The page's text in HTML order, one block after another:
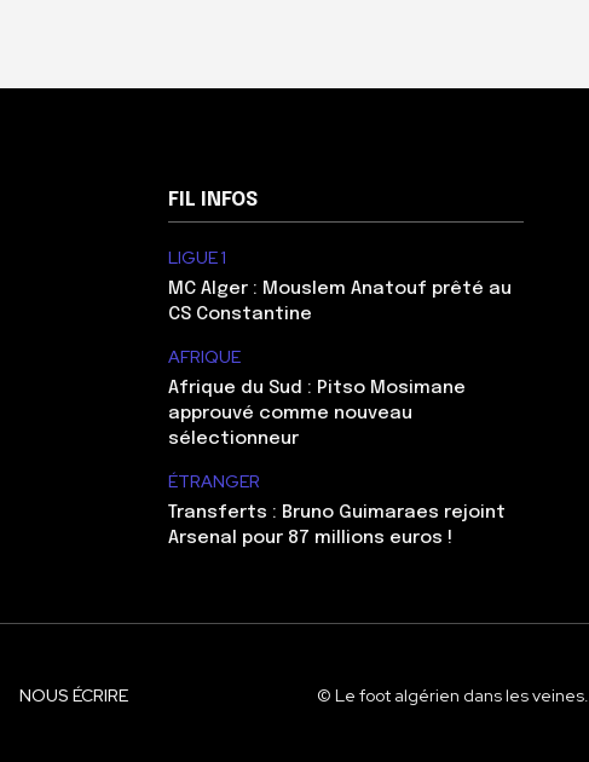
FIL INFOS
LIGUE 1
MC Alger : Mouslem Anatouf prêté au
CS Constantine
AFRIQUE
Afrique du Sud : Pitso Mosimane
approuvé comme nouveau
sélectionneur
ÉTRANGER
Transferts : Bruno Guimaraes rejoint
Arsenal pour 87 millions euros !
NOUS ÉCRIRE © Le foot algérien dans les veines.